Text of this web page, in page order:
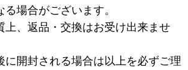
場合がございます。
上、返品・交換はお受け出来ませ
に開封される場合は以上を必ずご理